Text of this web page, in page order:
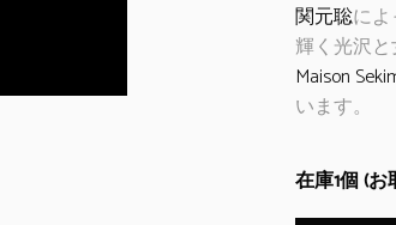
関元聡に
輝く光沢
Maison
います。
在庫1個 (